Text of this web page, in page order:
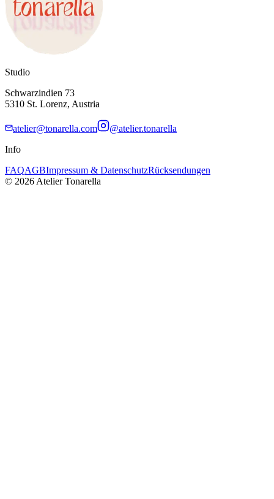
Studio
Schwarzindien 73
5310 St. Lorenz, Austria
atelier@tonarella.com
@atelier.tonarella
Info
FAQAGBImpressum & DatenschutzRücksendungen
© 2026 Atelier Tonarella